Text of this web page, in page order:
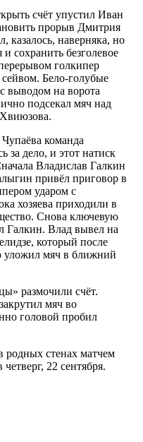
счёт упустил Иван
прорыв Дмитрия
казалось, наверняка, но
сохранить безголевое
голкипер
Бело-голубые
выводом на ворота
подсекал мяч над
команда
за дело, и этот натиск
Владислав Галкин
привёл приговор в
ударом с
хозяева приходили в
Снова ключевую
Галкин. Влад вывел на
который после
уложил мяч в ближний
размочили счёт.
мяч во
головой пробил
родных стенах матчем
22 сентября.